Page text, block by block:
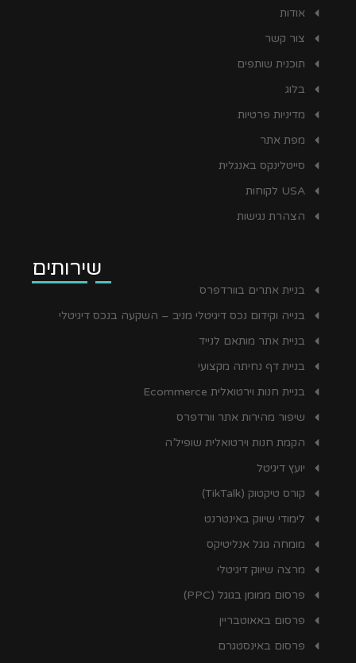
אודות
צור קשר
תוכנית שותפים
בלוג
מדיניות פרטיות
מפת אתר
סייטלינקס באנגלית
USA לקוחות
הצהרת נגישות
שירותים
בניית אתרים בוורדפרס
בנייה וקידום נכס דיגיטלי מניב – השקעה בנכס דיגיטלי
בניית אתר מותאם לנייד
בניית דף נחיתה מקצועי
בניית חנות וירטואלית Ecommerce
שיפור מהירות אתר וורדפרס
הקמת חנות וירטואלית שופיל’ה
יועץ דיגיטל
קורס טיקטוק (TikTalk)
לימודי שיווק באינטרנט
מומחה גוגל אנליטיקס
מרצה שיווק דיגיטלי
פרסום ממומן בגוגל (PPC)
פרסום באאוטבריין
פרסום באינסטגרם